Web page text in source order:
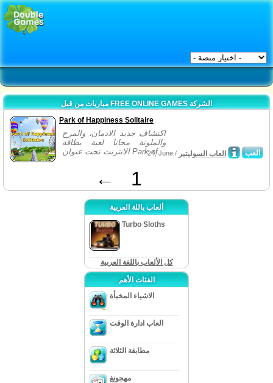
مباريات من قبل FREE ONLINE GAMES الشركة
Park of Happiness Solitaire
اكتشاف جديد الادمان، والمرح
والملونة مجانا لعبة بطاقة
الانترنت تحت عنوان Park of...
العب 24, June / العاب السوليتير
← 1
ألعاب باللة العربية
Turbo Sloths
كل الألعاب باللغة العربية
الفئات الأهم
الاشياء المخبأة
العاب ادارة الوقت
مطابقة الثلاثة
مهجونغ